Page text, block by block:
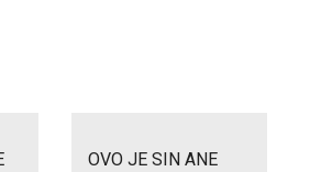
OVO JE SIN ANE